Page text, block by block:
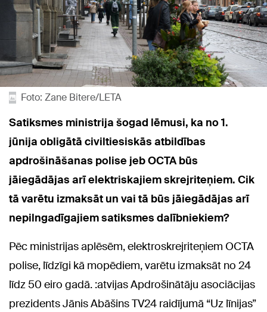
Foto: Zane Bitere/LETA
Satiksmes ministrija šogad lēmusi, ka no 1.
jūnija obligātā civiltiesiskās atbildības
apdrošināšanas polise jeb OCTA būs
jāiegādājas arī elektriskajiem skrejriteņiem. Cik
tā varētu izmaksāt un vai tā būs jāiegādājas arī
nepilngadīgajiem satiksmes dalībniekiem?
Pēc ministrijas aplēsēm, elektroskrejriteņiem OCTA
polise, līdzīgi kā mopēdiem, varētu izmaksāt no 24
līdz 50 eiro gadā. :atvijas Apdrošinātāju asociācijas
prezidents Jānis Abāšins TV24 raidījumā “Uz līnijas”